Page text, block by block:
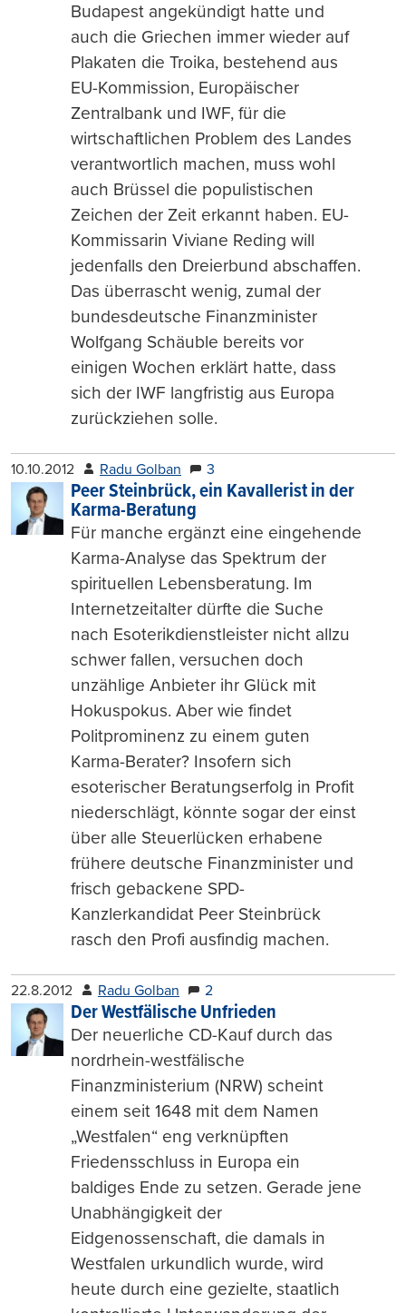
Budapest angekündigt hatte und
auch die Griechen immer wieder auf
Plakaten die Troika, bestehend aus
EU-Kommission, Europäischer
Zentralbank und IWF, für die
wirtschaftlichen Problem des Landes
verantwortlich machen, muss wohl
auch Brüssel die populistischen
Zeichen der Zeit erkannt haben. EU-
Kommissarin Viviane Reding will
jedenfalls den Dreierbund abschaffen.
Das überrascht wenig, zumal der
bundesdeutsche Finanzminister
Wolfgang Schäuble bereits vor
einigen Wochen erklärt hatte, dass
sich der IWF langfristig aus Europa
zurückziehen solle.
10.10.2012 Radu Golban 3
Peer Steinbrück, ein Kavallerist in der
Karma-Beratung
Für manche ergänzt eine eingehende
Karma-Analyse das Spektrum der
spirituellen Lebensberatung. Im
Internetzeitalter dürfte die Suche
nach Esoterikdienstleister nicht allzu
schwer fallen, versuchen doch
unzählige Anbieter ihr Glück mit
Hokuspokus. Aber wie findet
Politprominenz zu einem guten
Karma-Berater? Insofern sich
esoterischer Beratungserfolg in Profit
niederschlägt, könnte sogar der einst
über alle Steuerlücken erhabene
frühere deutsche Finanzminister und
frisch gebackene SPD-
Kanzlerkandidat Peer Steinbrück
rasch den Profi ausfindig machen.
22.8.2012 Radu Golban 2
Der Westfälische Unfrieden
Der neuerliche CD-Kauf durch das
nordrhein-westfälische
Finanzministerium (NRW) scheint
einem seit 1648 mit dem Namen
„Westfalen“ eng verknüpften
Friedensschluss in Europa ein
baldiges Ende zu setzen. Gerade jene
Unabhängigkeit der
Eidgenossenschaft, die damals in
Westfalen urkundlich wurde, wird
heute durch eine gezielte, staatlich